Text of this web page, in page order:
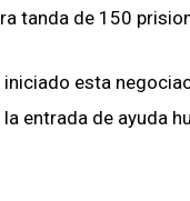
tanda de 150
iniciado esta
entrada de ayuda